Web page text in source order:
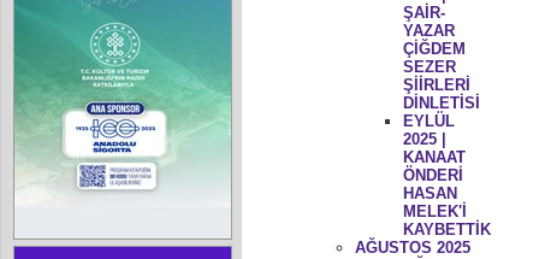
ŞAİR-
YAZAR
ÇİĞDEM
SEZER
ŞİİRLERİ
DİNLETİSİ
EYLÜL
2025 |
KANAAT
ÖNDERİ
HASAN
MELEK'İ
KAYBETTİK
AĞUSTOS 2025